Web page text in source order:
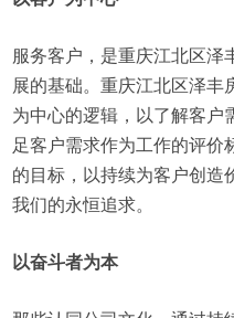
服务客户，是重庆江北区泽
展的基础。重庆江北区泽丰
为中心的逻辑，以了解客户
足客户需求作为工作的评价
的目标，以持续为客户创造
我们的永恒追求。
以奋斗者为本